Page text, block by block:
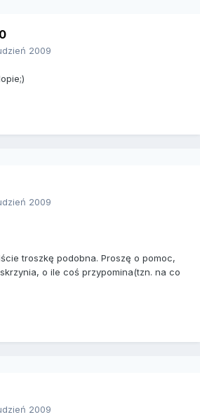
2009
2009
troszkę podobna. Proszę o pomoc,
o ile coś przypomina(tzn. na co
2009